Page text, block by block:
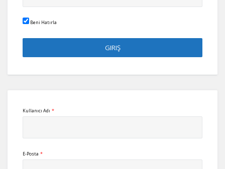
Beni Hatırla
Kullanıcı Adı *
E-Posta *